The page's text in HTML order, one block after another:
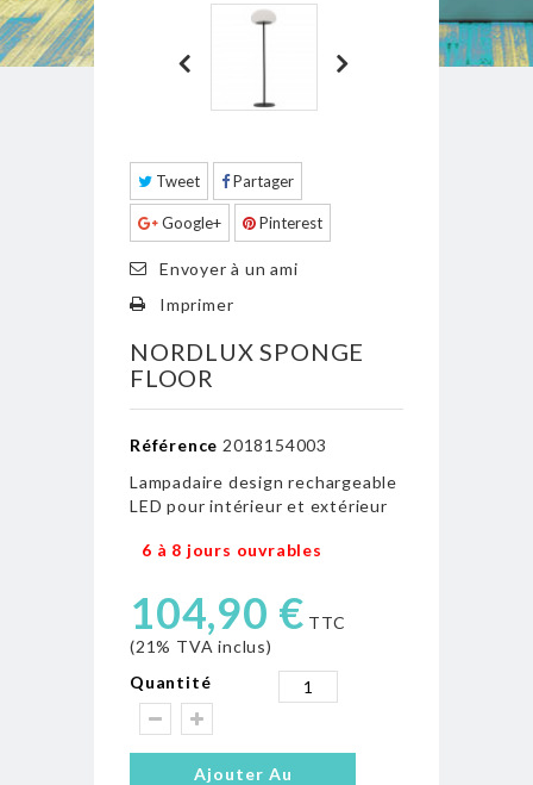
Tweet Partager
Google+ Pinterest
Envoyer à un ami
Imprimer
NORDLUX SPONGE
FLOOR
Référence 2018154003
Lampadaire design rechargeable
LED pour intérieur et extérieur
6 à 8 jours ouvrables
104,90 € TTC
(21% TVA inclus)
Quantité
Ajouter Au